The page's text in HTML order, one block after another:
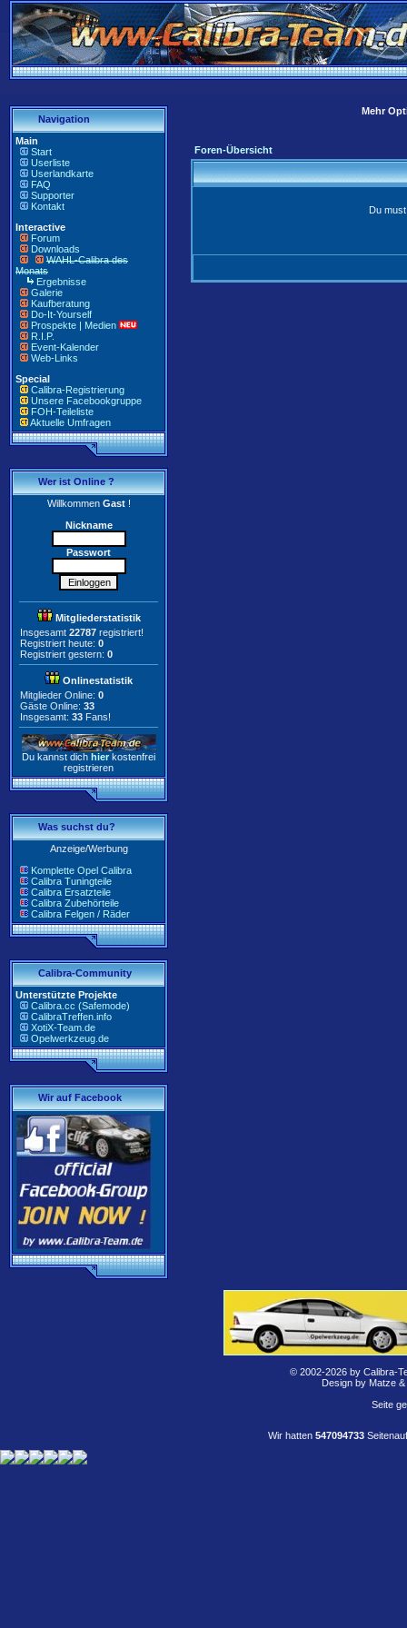
Navigation
Main
Start
Userliste
Userlandkarte
FAQ
Supporter
Kontakt
Interactive
Forum
Downloads
WAHL-Calibra des
Monats
Ergebnisse
Galerie
Kaufberatung
Do-It-Yourself
Prospekte | Medien
R.I.P.
Event-Kalender
Web-Links
Special
Calibra-Registrierung
Unsere Facebookgruppe
FOH-Teileliste
Aktuelle Umfragen
Wer ist Online ?
WillkommenGast!
Nickname
Passwort
Mitgliederstatistik
Insgesamt 22787 registriert!
Registriert heute: 0
Registriert gestern: 0
Onlinestatistik
Mitglieder Online: 0
Gäste Online: 33
Insgesamt: 33 Fans!
Du kannst dich hier kostenfrei
registrieren
Was suchst du?
Anzeige/Werbung
Komplette Opel Calibra
Calibra Tuningteile
Calibra Ersatzteile
Calibra Zubehörteile
Calibra Felgen / Räder
Calibra-Community
Unterstützte Projekte
Calibra.cc (Safemode)
CalibraTreffen.info
XotiX-Team.de
Opelwerkzeug.de
Wir auf Facebook
Mehr
Foren-Übersicht
Du
© 2002-2026 by Calibra-
Design by Matze
Seite
Wir hatten 547094733